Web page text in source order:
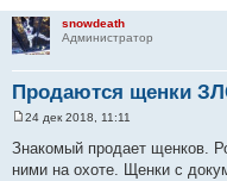
snowdeath
Администратор
Продаются щенки
о
б
24 дек 2018, 11:11
Знакомый продает щенков.
ними на охоте. Щенки с